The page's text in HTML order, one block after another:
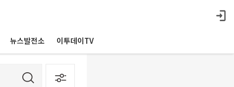
뉴스발전소 이투데이TV